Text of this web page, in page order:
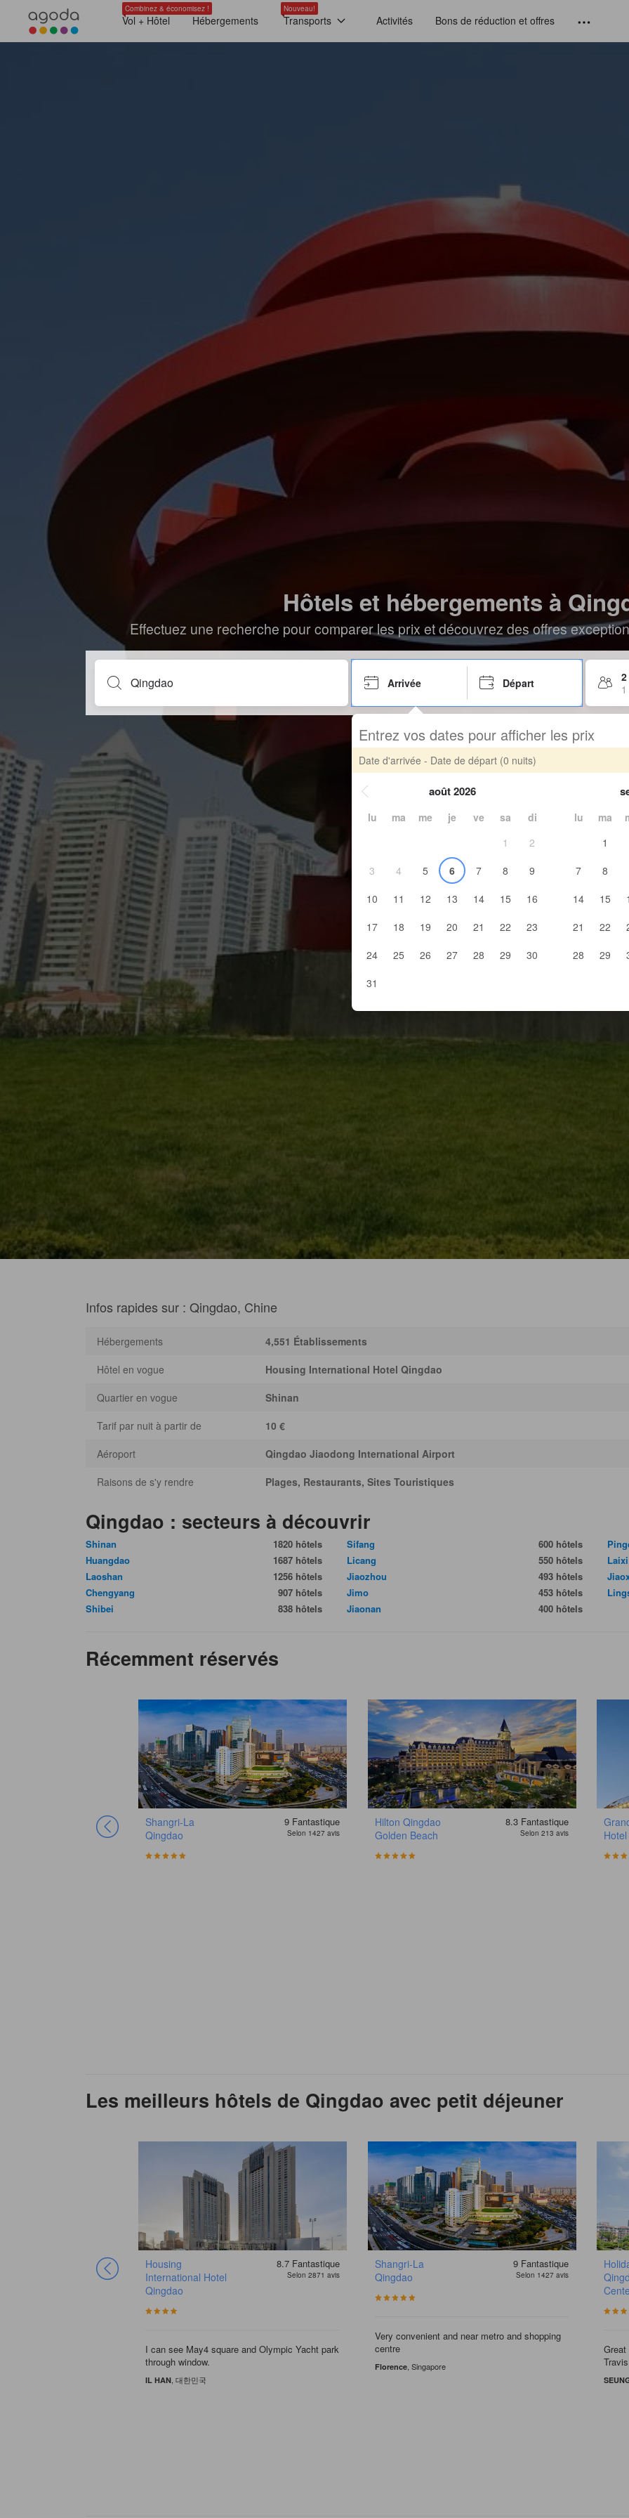
Combinez & économisez !
Vol + Hôtel Hébergements
Nouveau!
Transports Activités Bons de réduction et offres
Hôtels et hébergements à
Effectuez une recherche pour comparer les prix et découvrez des offres
Arrivée Départ
Entrez vos dates pour afficher les prix
Date d'arrivée - Date de départ (0 nuits)
août 2026
lu ma me je ve sa
di
1
2
3
4 5 6 7 8
9
10
11 12 13 14 15
16
17
18 19 20 21 22
23
24
25 26 27 28 29
30
31
lu ma
1
7
8
14
15
21
22
28
29
Infos rapides sur : Qingdao, Chine
Hébergements
4,551 Établissements
Hôtel en vogue
Housing International Hotel Qingdao
Quartier en vogue
Shinan
Tarif par nuit à partir de
10 €
Aéroport
Qingdao Jiaodong International Airport
Raisons de s'y rendre
Plages, Restaurants, Sites Touristiques
Qingdao : secteurs à découvrir
Shinan
1820 hôtels
Huangdao
1687 hôtels
Laoshan
1256 hôtels
Chengyang
907 hôtels
Shibei
838 hôtels
Sifang
600 hôtels
Licang
550 hôtels
Jiaozhou
493 hôtels
Jimo
453 hôtels
Jiaonan
400 hôtels
Laixi
Récemment réservés
Shangri-La
Qingdao
9 Fantastique
Selon 1427 avis
Hilton Qingdao
Golden Beach
8.3 Fantastique
Selon 213 avis
Hotel
Les meilleurs hôtels de Qingdao avec petit déjeuner
Housing
International Hotel
Qingdao
8.7 Fantastique
Selon 2871 avis
I can see May4 square and Olympic Yacht park
through window.
IL HAN , 대한민국
Shangri-La
Qingdao
9 Fantastique
Selon 1427 avis
Very convenient and near metro and shopping
centre
Florence, Singapore
Fantastique
Selon 29 avis